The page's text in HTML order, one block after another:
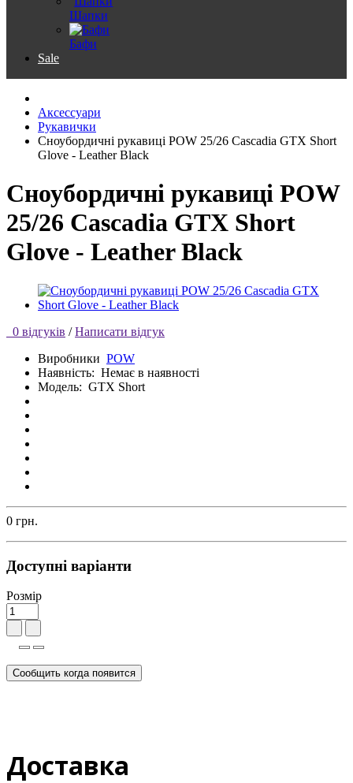
Шапки
Бафи
Sale
Аксессуари
Рукавички
Сноубордичні рукавиці POW 25/26 Cascadia GTX Short
Glove - Leather Black
Сноубордичні рукавиці POW
25/26 Cascadia GTX Short
Glove - Leather Black
0 відгуків / Написати відгук
Виробники POW
Наявність: Немає в наявності
Модель: GTX Short
0 грн.
Доступні варіанти
Розмір
Сообщить когда появится
Доставка